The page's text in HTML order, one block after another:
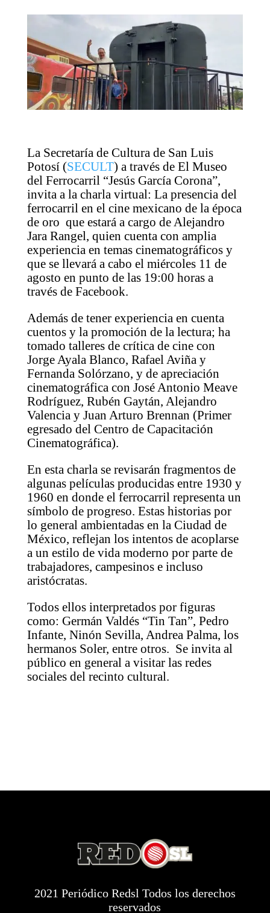
La Secretaría de Cultura de San Luis
Potosí (SECULT) a través de El Museo
del Ferrocarril “Jesús García Corona”,
invita a la charla virtual: La presencia del
ferrocarril en el cine mexicano de la época
de oro que estará a cargo de Alejandro
Jara Rangel, quien cuenta con amplia
experiencia en temas cinematográficos y
que se llevará a cabo el miércoles 11 de
agosto en punto de las 19:00 horas a
través de Facebook.
Además de tener experiencia en cuenta
cuentos y la promoción de la lectura; ha
tomado talleres de crítica de cine con
Jorge Ayala Blanco, Rafael Aviña y
Fernanda Solórzano, y de apreciación
cinematográfica con José Antonio Meave
Rodríguez, Rubén Gaytán, Alejandro
Valencia y Juan Arturo Brennan (Primer
egresado del Centro de Capacitación
Cinematográfica).
En esta charla se revisarán fragmentos de
algunas películas producidas entre 1930 y
1960 en donde el ferrocarril representa un
símbolo de progreso. Estas historias por
lo general ambientadas en la Ciudad de
México, reflejan los intentos de acoplarse
a un estilo de vida moderno por parte de
trabajadores, campesinos e incluso
aristócratas.
Todos ellos interpretados por figuras
como: Germán Valdés “Tin Tan”, Pedro
Infante, Ninón Sevilla, Andrea Palma, los
hermanos Soler, entre otros. Se invita al
público en general a visitar las redes
sociales del recinto cultural.
2021 Periódico Redsl Todos los derechos
reservados